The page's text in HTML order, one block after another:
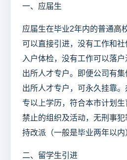
一、应届生
应届生在毕业2年内的普通高
可以直接引进，没有工作和
入户体检，没有工作可以落
出所人才专户。即便公司有
出所人才专户，可永久挂靠
专以上学历，符合本市计划
禁止的组织及活动，无刑事
持改派（一般是毕业两年以内
二、留学生引进